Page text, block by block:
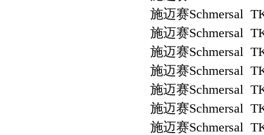
施迈赛Schmersal
施迈赛Schmersal
施迈赛Schmersal
施迈赛Schmersal
施迈赛Schmersal
施迈赛Schmersal
施迈赛Schmersal